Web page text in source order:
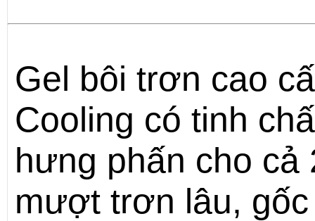
Gel bôi trơn cao
Cooling có tinh
hưng phấn cho cả
mượt trơn lâu,